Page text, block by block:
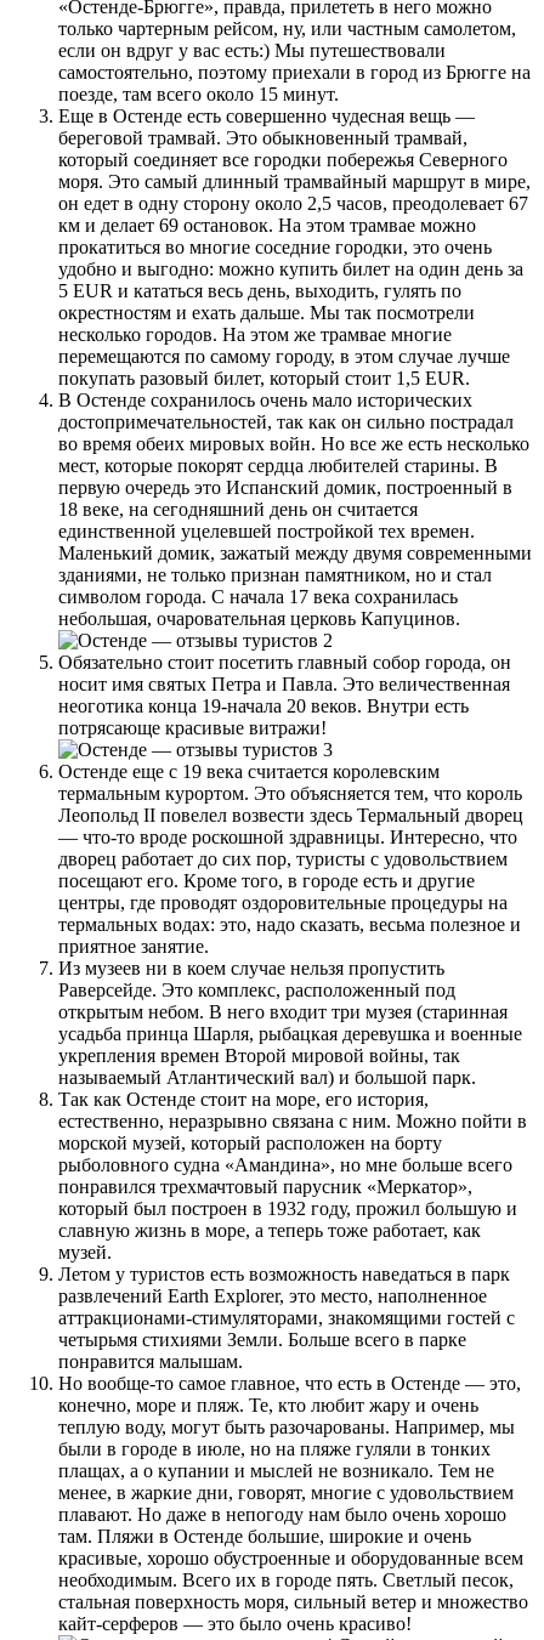
«Остенде-Брюгге», правда, прилететь в него можно
только чартерным рейсом, ну, или частным самолетом,
если он вдруг у вас есть:) Мы путешествовали
самостоятельно, поэтому приехали в город из Брюгге на
поезде, там всего около 15 минут.
Еще в Остенде есть совершенно чудесная вещь —
береговой трамвай. Это обыкновенный трамвай,
который соединяет все городки побережья Северного
моря. Это самый длинный трамвайный маршрут в мире,
он едет в одну сторону около 2,5 часов, преодолевает 67
км и делает 69 остановок. На этом трамвае можно
прокатиться во многие соседние городки, это очень
удобно и выгодно: можно купить билет на один день за
5 EUR и кататься весь день, выходить, гулять по
окрестностям и ехать дальше. Мы так посмотрели
несколько городов. На этом же трамвае многие
перемещаются по самому городу, в этом случае лучше
покупать разовый билет, который стоит 1,5 EUR.
В Остенде сохранилось очень мало исторических
достопримечательностей, так как он сильно пострадал
во время обеих мировых войн. Но все же есть несколько
мест, которые покорят сердца любителей старины. В
первую очередь это Испанский домик, построенный в
18 веке, на сегодняшний день он считается
единственной уцелевшей постройкой тех времен.
Маленький домик, зажатый между двумя современными
зданиями, не только признан памятником, но и стал
символом города. С начала 17 века сохранилась
небольшая, очаровательная церковь Капуцинов.
Обязательно стоит посетить главный собор города, он
носит имя святых Петра и Павла. Это величественная
неоготика конца 19-начала 20 веков. Внутри есть
потрясающе красивые витражи!
Остенде еще с 19 века считается королевским
термальным курортом. Это объясняется тем, что король
Леопольд II повелел возвести здесь Термальный дворец
— что-то вроде роскошной здравницы. Интересно, что
дворец работает до сих пор, туристы с удовольствием
посещают его. Кроме того, в городе есть и другие
центры, где проводят оздоровительные процедуры на
термальных водах: это, надо сказать, весьма полезное и
приятное занятие.
Из музеев ни в коем случае нельзя пропустить
Раверсейде. Это комплекс, расположенный под
открытым небом. В него входит три музея (старинная
усадьба принца Шарля, рыбацкая деревушка и военные
укрепления времен Второй мировой войны, так
называемый Атлантический вал) и большой парк.
Так как Остенде стоит на море, его история,
естественно, неразрывно связана с ним. Можно пойти в
морской музей, который расположен на борту
рыболовного судна «Амандина», но мне больше всего
понравился трехмачтовый парусник «Меркатор»,
который был построен в 1932 году, прожил большую и
славную жизнь в море, а теперь тоже работает, как
музей.
Летом у туристов есть возможность наведаться в парк
развлечений Earth Explorer, это место, наполненное
аттракционами-стимуляторами, знакомящими гостей с
четырьмя стихиями Земли. Больше всего в парке
понравится малышам.
Но вообще-то самое главное, что есть в Остенде — это,
конечно, море и пляж. Те, кто любит жару и очень
теплую воду, могут быть разочарованы. Например, мы
были в городе в июле, но на пляже гуляли в тонких
плащах, а о купании и мыслей не возникало. Тем не
менее, в жаркие дни, говорят, многие с удовольствием
плавают. Но даже в непогоду нам было очень хорошо
там. Пляжи в Остенде большие, широкие и очень
красивые, хорошо обустроенные и оборудованные всем
необходимым. Всего их в городе пять. Светлый песок,
стальная поверхность моря, сильный ветер и множество
кайт-серферов — это было очень красиво!